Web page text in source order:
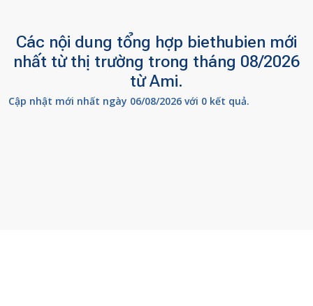
Các nội dung tổng hợp biethubien mới
nhất từ thị trường trong tháng 08/2026
từ Ami.
Cập nhật mới nhất ngày 06/08/2026 với 0 kết quả.